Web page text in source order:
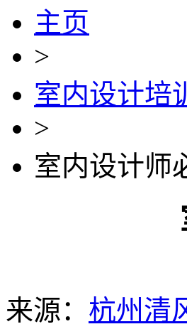
主页
>
室内设计培
>
室内设计师
来源： 杭州清